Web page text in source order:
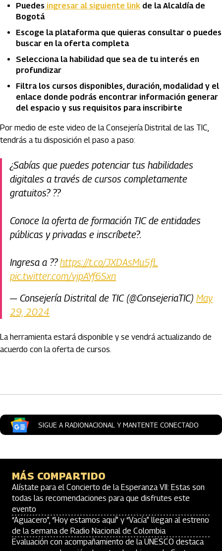
Puedes ingresar al siguiente link de la Alcaldía de
Bogotá
Escoge la plataforma que quieras consultar o puedes
buscar en la oferta completa
Selecciona la habilidad que sea de tu interés en
profundizar
Filtra los cursos disponibles, duración, modalidad y el
enlace donde podrás encontrar información generar
del espacio y sus requisitos para inscribirte
Por medio de este video de la Consejería Distrital de las TIC,
tendrás a tu disposición el paso a paso:
¿Sabías que puedes potenciar tus habilidades
digitales a través de cursos completamente
gratuitos? ??
Conoce la oferta de formación TIC de entidades
públicas y privadas e inscríbete?.
Ingresa a ??https://t.co/JXDAsMu5fL
pic.twitter.com/vjpAYf6Sxn
— Consejería Distrital de TIC (@ConsejeriaTIC) May
29, 2024
La herramienta estará disponible y se vendrá actualizando de
acuerdo con la oferta de cursos.
SIGUE A RADIONACIONAL Y MANTENTE CONECTADO
MÁS COMPARTIDO
Alístate para el Concierto de la Esperanza VII: Estas son
todas las recomendaciones para que disfrutes este
evento
“Aguacero”, “Hoy estamos aquí” y “Vacía” llegan al estreno
de la semana de Radio Nacional de Colombia
Evaluación con acompañamiento de la UNESCO destaca